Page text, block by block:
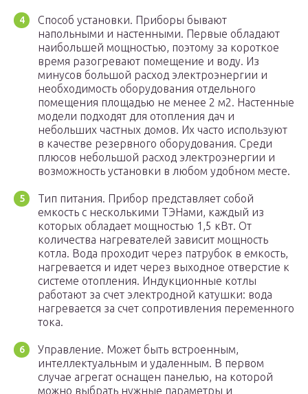
Способ установки. Приборы бывают
напольными и настенными. Первые обладают
наибольшей мощностью, поэтому за короткое
время разогревают помещение и воду. Из
минусов большой расход электроэнергии и
необходимость оборудования отдельного
помещения площадью не менее 2 м2. Настенные
модели подходят для отопления дач и
небольших частных домов. Их часто используют
в качестве резервного оборудования. Среди
плюсов небольшой расход электроэнергии и
возможность установки в любом удобном месте.
Тип питания. Прибор представляет собой
емкость с несколькими ТЭНами, каждый из
которых обладает мощностью 1,5 кВт. От
количества нагревателей зависит мощность
котла. Вода проходит через патрубок в емкость,
нагревается и идет через выходное отверстие к
системе отопления. Индукционные котлы
работают за счет электродной катушки: вода
нагревается за счет сопротивления переменного
тока.
Управление. Может быть встроенным,
интеллектуальным и удаленным. В первом
случае агрегат оснащен панелью, на которой
можно выбрать нужные параметры и